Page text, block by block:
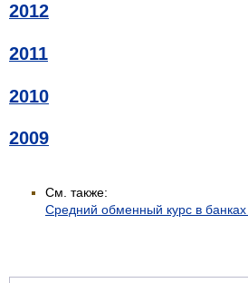
2012
2011
2010
2009
См. также:
Средний обменный курс в